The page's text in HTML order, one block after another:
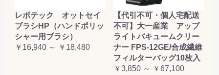
レボテック オットセイ
ブラシHP（ハンドポリッ
シャー用ブラシ）
￥16,940 ～ ￥18,480
【代引不可・個人宅配送
不可】大一産業 アップ
ライトバキュームクリー
ナー FPS-12GE/合成繊維
フィルターバッグ10枚入
￥3,850 ～ ￥67,100